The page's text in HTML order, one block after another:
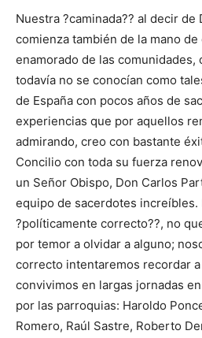
Nuestra ?caminada?? al decir de
comienza también de la mano
enamorado de las comunidades,
todavía no se conocían como
de España con pocos años de
experiencias que por aquellos
admirando, creo con bastante
Concilio con toda su fuerza
un Señor Obispo, Don Carlos
equipo de sacerdotes increíbles.
?políticamente correcto??, no
por temor a olvidar a alguno;
correcto intentaremos recordar
convivimos en largas jornadas
por las parroquias: Haroldo
Romero, Raúl Sastre, Roberto